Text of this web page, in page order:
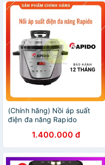
(Chính hãng) Nồi áp suất
điện đa năng Rapido
trọng an toàn khi hoạt động
và tiết kiệm năng lượng
1.400.000 đ